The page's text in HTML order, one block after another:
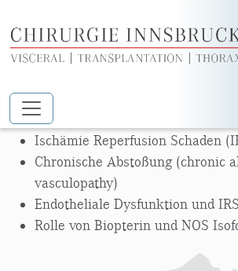
Zum Hauptinhalt springen
SCHWERPUNKTE
Ischämie Reperfusion Schaden
Chronische Abstoßung (chronic
vasculopathy)
Endotheliale Dysfunktion und IRS
Rolle von Biopterin und NOS